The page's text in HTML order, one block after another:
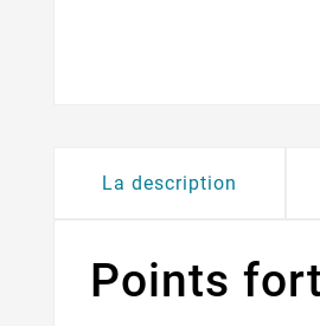
La description
Points